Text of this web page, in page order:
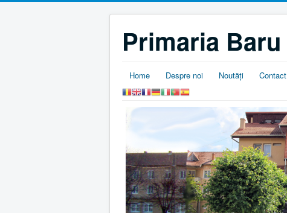
Primaria Baru
Home Despre noi Noutăţi Contact